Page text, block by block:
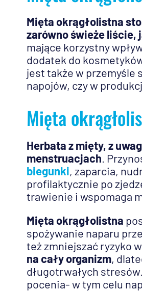
Mięta okrągłolistna
zarówno świeże liście,
mające korzystny
dodatek do
jest także w przemyśle
napojów, czy w
Mięta
Herbata z mięty, z
menstruacjach .
biegunki, zaparcia,
profilaktycznie po
trawienie i wspomaga
Mięta okrągłolistna
spożywanie naparu
też zmniejszać ryzyko
na cały organizm,
długotrwałych
pocenia- w tym celu